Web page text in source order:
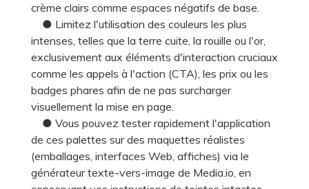
crème clairs comme espaces négatifs de base.
● Limitez l'utilisation des couleurs les plus
intenses, telles que la terre cuite, la rouille ou l'or,
exclusivement aux éléments d'interaction cruciaux
comme les appels à l'action (CTA), les prix ou les
badges phares afin de ne pas surcharger
visuellement la mise en page.
● Vous pouvez tester rapidement l'application
de ces palettes sur des maquettes réalistes
(emballages, interfaces Web, affiches) via le
générateur texte-vers-image de Media.io, en